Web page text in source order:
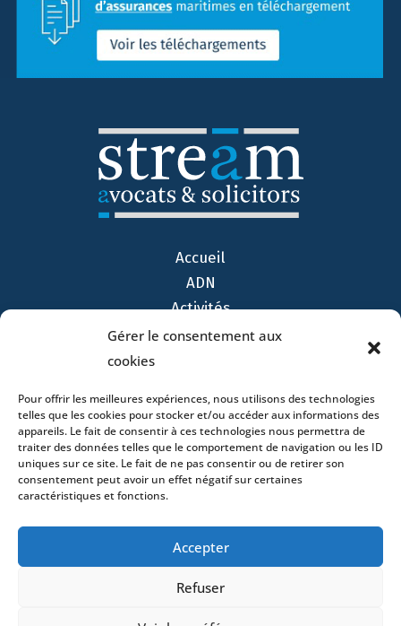
Gérer le consentement aux
cookies
Pour offrir les meilleures expériences, nous utilisons des technologies
telles que les cookies pour stocker et/ou accéder aux informations des
appareils. Le fait de consentir à ces technologies nous permettra de
traiter des données telles que le comportement de navigation ou les ID
uniques sur ce site. Le fait de ne pas consentir ou de retirer son
consentement peut avoir un effet négatif sur certaines
caractéristiques et fonctions.
Accepter
Refuser
Accueil
ADN
Activités
Avocats
Actualités
Contact
- 4 square Édouard VII – 75009 Paris – France –
76600 Le Havre – France – +33 (0)2 35 22 18 88
+33 (0)4 86 68 49 14